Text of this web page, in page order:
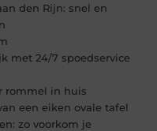
den Rijn: snel en
met 24/7 spoedservice
rommel in huis
een eiken ovale tafel
zo voorkom je